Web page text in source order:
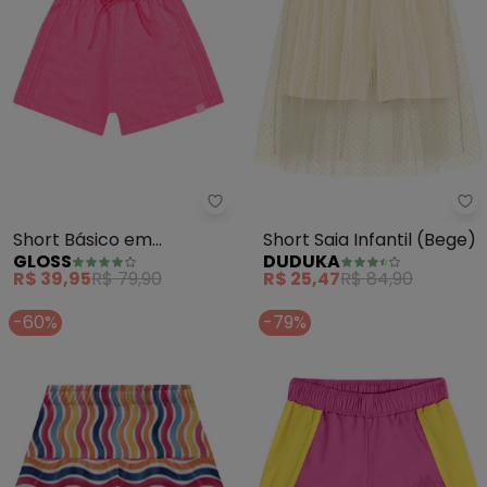
Gloss - Short Básico em
Short Básico em
Moletom Juvenil (Rosa)
GLOSS
R$ 39,95R$ 79,90
Short Saia Infantil (Bege)
DUDUKA
R$ 25,47R$ 84,90
-60%
-79%